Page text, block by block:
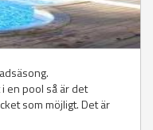
en pool så är det
som möjligt. Det är